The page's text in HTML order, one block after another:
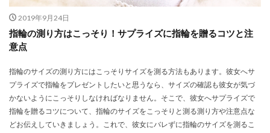
2019年9月24日
指輪の測り方はこっそり！サプライズに指輪を贈るコツと注
意点
指輪のサイズの測り方にはこっそりサイズを測る方法もあります。彼女へサ
プライズで指輪をプレゼントしたいと思うなら、サイズの確認も彼女が気づ
かないようにこっそりしなければなりません。そこで、彼女へサプライズで
指輪を贈るコツについて、指輪のサイズをこっそりと測る測り方や注意点な
どお伝えしていきましょう。これで、彼女にバレずに指輪のサイズを測るこ